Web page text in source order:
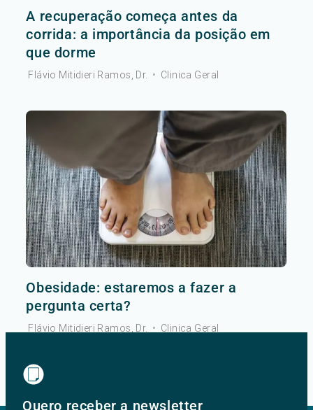
A recuperação começa antes da
corrida: a importância da posição em
que dorme
Flávio Mitidieri Ramos, Dr. • Clinica Geral
Obesidade: estaremos a fazer a
pergunta certa?
Flávio Mitidieri Ramos, Dr. • Clinica Geral
Quero receber a newsletter